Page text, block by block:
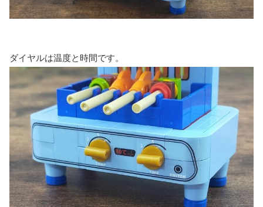
ダイヤルは温度と時間です。